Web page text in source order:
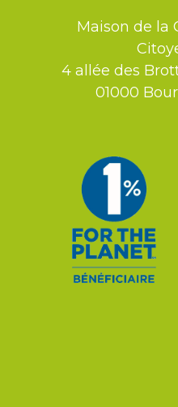
Maison de la
4 allée des
01000